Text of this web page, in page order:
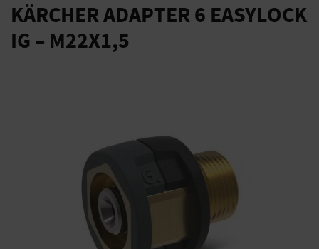
KÄRCHER ADAPTER 6 EASYLOCK
IG – M22X1,5